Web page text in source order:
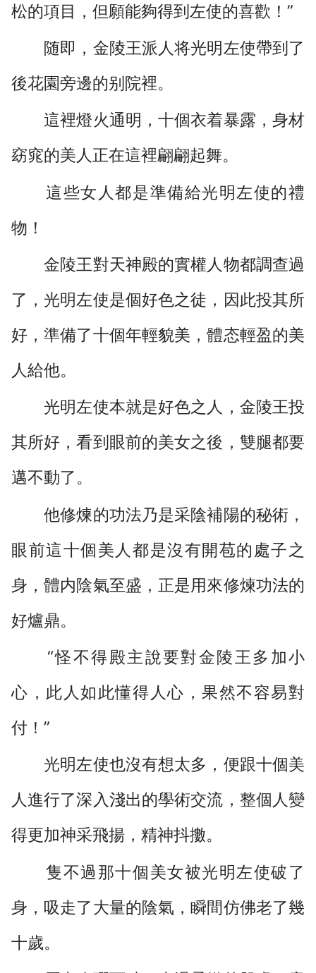
松的項目，但願能夠得到左使的喜歡！”
随即，金陵王派人将光明左使帶到了
後花園旁邊的别院裡。
這裡燈火通明，十個衣着暴露，身材
窈窕的美人正在這裡翩翩起舞。
這些女人都是準備給光明左使的禮
物！
金陵王對天神殿的實權人物都調查過
了，光明左使是個好色之徒，因此投其所
好，準備了十個年輕貌美，體态輕盈的美
人給他。
光明左使本就是好色之人，金陵王投
其所好，看到眼前的美女之後，雙腿都要
邁不動了。
他修煉的功法乃是采陰補陽的秘術，
眼前這十個美人都是沒有開苞的處子之
身，體内陰氣至盛，正是用來修煉功法的
好爐鼎。
“怪不得殿主說要對金陵王多加小
心，此人如此懂得人心，果然不容易對
付！”
光明左使也沒有想太多，便跟十個美
人進行了深入淺出的學術交流，整個人變
得更加神采飛揚，精神抖擻。
隻不過那十個美女被光明左使破了
身，吸走了大量的陰氣，瞬間仿佛老了幾
十歲。